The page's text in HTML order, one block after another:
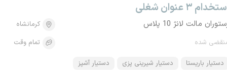
۳ عنوان شغلی
مالت لانژ 10 پلاس
شده
کرمانشاه
تمام وقت
دستیار باریستا دستیار شیرینی پزی دستیار آشپز